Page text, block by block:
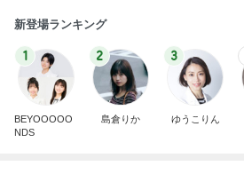
新登場ランキング
1
BEYOOOOO
NDS
2
島倉りか
3
ゆうこりん